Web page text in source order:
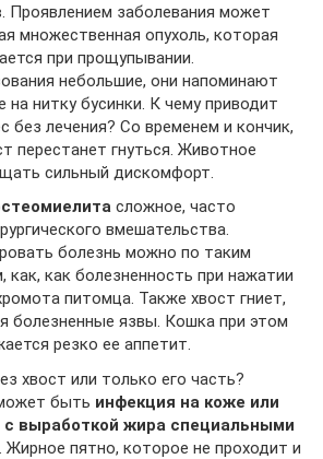
. Проявлением заболевания может
множественная опухоль, которая
при прощупывании.
небольшие, они напоминают
на нитку бусинки. К чему приводит
без лечения? Со временем и кончик,
перестанет гнуться. Животное
сильный дискомфорт.
сложное, часто
вмешательства.
болезнь можно по таким
как, как болезненность при нажатии
питомца. Также хвост гниет,
болезненные язвы. Кошка при этом
резко ее аппетит.
хвост или только его часть?
быть инфекция на коже или
выработкой жира специальными
. Жирное пятно, которое не проходит и